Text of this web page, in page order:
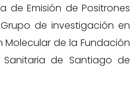
de Emisión de Positrones
de investigación en
Molecular de la Fundación
de Santiago de